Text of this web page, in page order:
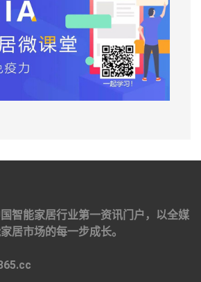
智能家居行业第一资讯门户，以全媒
居市场的每一步成长。